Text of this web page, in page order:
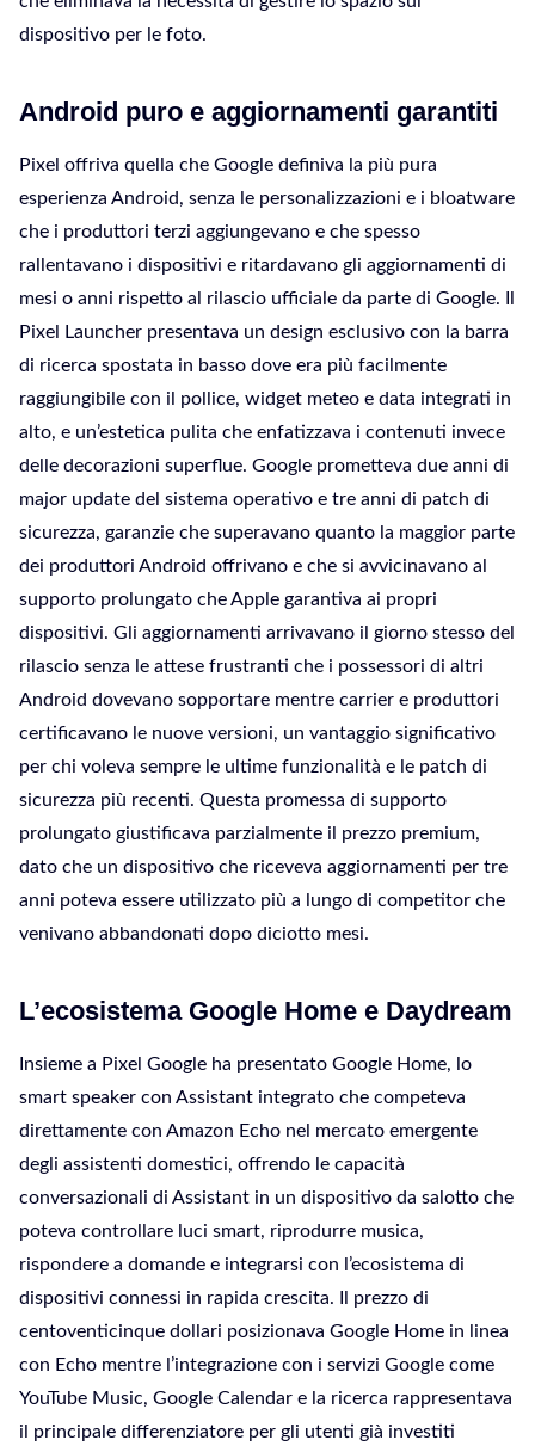
dispositivo per le foto.
Android puro e aggiornamenti garantiti
Pixel offriva quella che Google definiva la più pura
esperienza Android, senza le personalizzazioni e i bloatware
che i produttori terzi aggiungevano e che spesso
rallentavano i dispositivi e ritardavano gli aggiornamenti di
mesi o anni rispetto al rilascio ufficiale da parte di Google. Il
Pixel Launcher presentava un design esclusivo con la barra
di ricerca spostata in basso dove era più facilmente
raggiungibile con il pollice, widget meteo e data integrati in
alto, e un’estetica pulita che enfatizzava i contenuti invece
delle decorazioni superflue. Google prometteva due anni di
major update del sistema operativo e tre anni di patch di
sicurezza, garanzie che superavano quanto la maggior parte
dei produttori Android offrivano e che si avvicinavano al
supporto prolungato che Apple garantiva ai propri
dispositivi. Gli aggiornamenti arrivavano il giorno stesso del
rilascio senza le attese frustranti che i possessori di altri
Android dovevano sopportare mentre carrier e produttori
certificavano le nuove versioni, un vantaggio significativo
per chi voleva sempre le ultime funzionalità e le patch di
sicurezza più recenti. Questa promessa di supporto
prolungato giustificava parzialmente il prezzo premium,
dato che un dispositivo che riceveva aggiornamenti per tre
anni poteva essere utilizzato più a lungo di competitor che
venivano abbandonati dopo diciotto mesi.
L’ecosistema Google Home e Daydream
Insieme a Pixel Google ha presentato Google Home, lo
smart speaker con Assistant integrato che competeva
direttamente con Amazon Echo nel mercato emergente
degli assistenti domestici, offrendo le capacità
conversazionali di Assistant in un dispositivo da salotto che
poteva controllare luci smart, riprodurre musica,
rispondere a domande e integrarsi con l’ecosistema di
dispositivi connessi in rapida crescita. Il prezzo di
centoventicinque dollari posizionava Google Home in linea
con Echo mentre l’integrazione con i servizi Google come
YouTube Music, Google Calendar e la ricerca rappresentava
il principale differenziatore per gli utenti già investiti